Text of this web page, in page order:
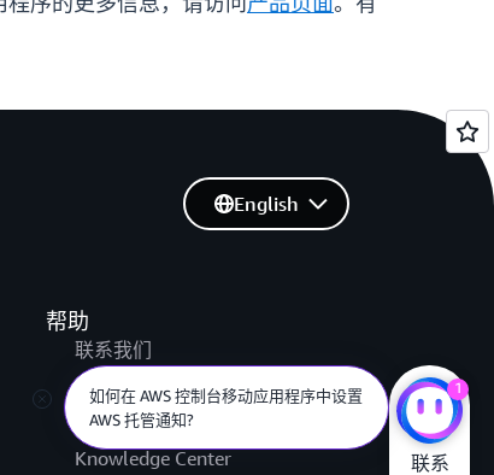
帮助
联系我们
提交支持工单
AWS re:Post
Knowledge Center
English
如何在 AWS 控制台移动应用程序中设置
AWS 托管通知?
1
联系